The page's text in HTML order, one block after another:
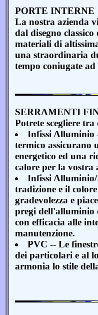
PORTE INTERNE
La nostra azienda
dal disegno
materiali di
una straordinaria
tempo coniugate
SERRAMENTI
Potrete scegliere
Infissi Alluminio
termico assicurano
energetico ed una
calore per la vostra
Infissi Alluminio/
tradizione e il
gradevolezza e
pregi dell'alluminio
con efficacia alle
manutenzione.
PVC -- Le
dei particolari e al
armonia lo stile